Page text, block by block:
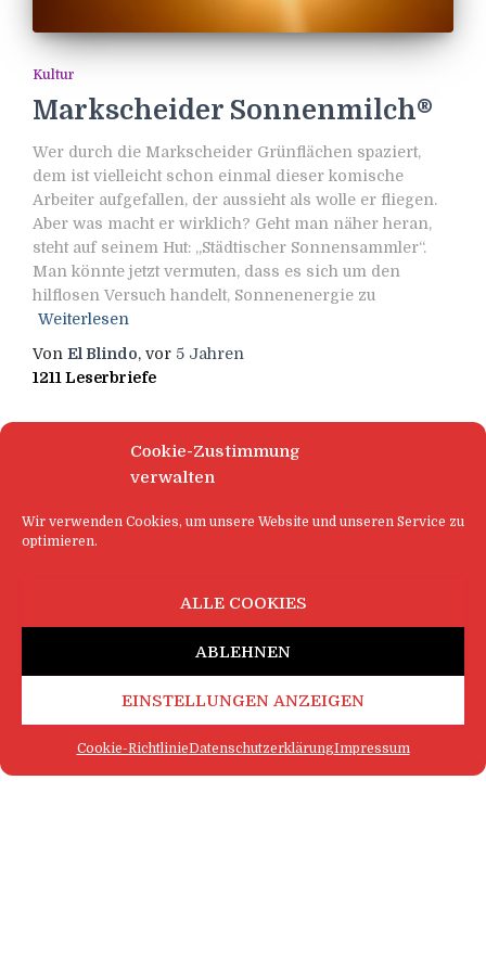
Cookie-Zustimmung
verwalten
Wir verwenden Cookies, um unsere Website und unseren Service zu
optimieren.
ALLE COOKIES
ABLEHNEN
EINSTELLUNGEN ANZEIGEN
Cookie-RichtlinieDatenschutzerklärungImpressum
Kultur
Markscheider Sonnenmilch®
Wer durch die Markscheider Grünflächen spaziert,
dem ist vielleicht schon einmal dieser komische
Arbeiter aufgefallen, der aussieht als wolle er fliegen.
Aber was macht er wirklich? Geht man näher heran,
steht auf seinem Hut: „Städtischer Sonnensammler“.
Man könnte jetzt vermuten, dass es sich um den
hilflosen Versuch handelt, Sonnenenergie zu
Weiterlesen
Von El Blindo, vor 5 Jahren
1211 Leserbriefe